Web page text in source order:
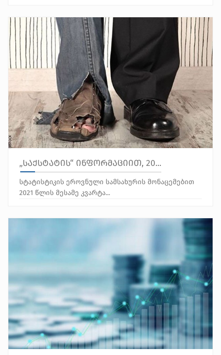
„საქსტატის“ ინფორმაციით, 20...
სტატისტიკის ეროვნული სამსახურის მონაცემებით
2021 წლის მესამე კვარტა...